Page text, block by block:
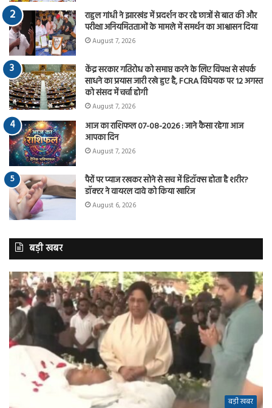
राहुल गांधी ने झारखंड में प्रदर्शन कर रहे छात्रों से बात की और
परीक्षा अनियमितताओं के मामले में समर्थन का आश्वासन दिया
August 7, 2026
केंद्र सरकार गतिरोध को समाप्त करने के लिए विपक्ष से संपर्क
साधने का प्रयास जारी रखे हुए है, FCRA विधेयक पर 12 अगस्त
को संसद में चर्चा होगी
August 7, 2026
आज का राशिफल 07-08-2026 : जाने कैसा रहेगा आज
आपका दिन
August 7, 2026
पैरों पर प्याज रखकर सोने से सच में डिटॉक्स होता है शरीर?
डॉक्टर ने वायरल दावे को किया खारिज
August 6, 2026
बड़ी खबर
बड़ी खबर